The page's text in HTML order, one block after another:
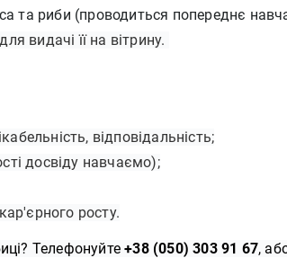
та риби (проводиться попереднє
видачі її на вітрину.
відповідальність;
досвіду навчаємо);
росту.
Телефонуйте+38 (050) 303 91 67,